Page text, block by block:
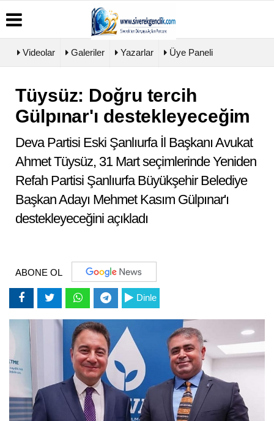
Üye
Paneli
Haber
Günün
Haberleri
Biyografiler
Köşe
Yazarları
Video
Foto
Galeri
İletişim
Çerez
Politikası
İlkeleri
Videolar Galeriler Yazarlar Üye Paneli
Tüysüz: Doğru tercih
Gülpınar'ı destekleyeceğim
Deva Partisi Eski Şanlıurfa İl Başkanı Avukat
Ahmet Tüysüz, 31 Mart seçimlerinde Yeniden
Refah Partisi Şanlıurfa Büyükşehir Belediye
Başkan Adayı Mehmet Kasım Gülpınar'ı
destekleyeceğini açıkladı
ABONE OL
Dinle